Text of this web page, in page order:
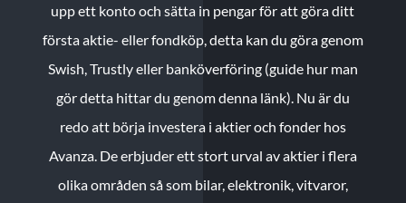
upp ett konto och sätta in pengar för att göra ditt
första aktie- eller fondköp, detta kan du göra genom
Swish, Trustly eller banköverföring (guide hur man
gör detta hittar du genom denna länk). Nu är du
redo att börja investera i aktier och fonder hos
Avanza. De erbjuder ett stort urval av aktier i flera
olika områden så som bilar, elektronik, vitvaror,